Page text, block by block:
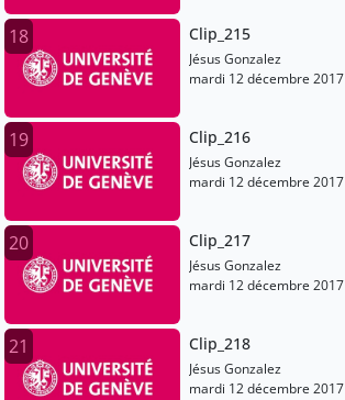
18 Clip_215
Jésus Gonzalez
mardi 12 décembre 2017
19 Clip_216
Jésus Gonzalez
mardi 12 décembre 2017
20 Clip_217
Jésus Gonzalez
mardi 12 décembre 2017
21 Clip_218
Jésus Gonzalez
mardi 12 décembre 2017